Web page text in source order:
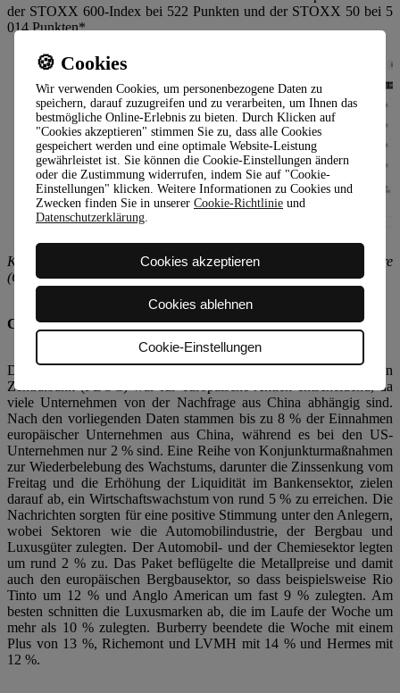
der STOXX 600-Index bei 522 Punkten und der STOXX 50 bei 5
014 Punkten*.
Kursentwicklung des Euro STOXX 50-Index über die letzten 5 Jahre
(Quelle:Investing.com)*
Chinesisches Konjunkturprogramm bleibt auf Kurs
Die Ankündigung des größten Maßnahmenpakets der chinesischen
Zentralbank (PBOC) war für europäische Aktien entscheidend, da
viele Unternehmen von der Nachfrage aus China abhängig sind.
Nach den vorliegenden Daten stammen bis zu 8 % der Einnahmen
europäischer Unternehmen aus China, während es bei den US-
Unternehmen nur 2 % sind. Eine Reihe von Konjunkturmaßnahmen
zur Wiederbelebung des Wachstums, darunter die Zinssenkung vom
Freitag und die Erhöhung der Liquidität im Bankensektor, zielen
darauf ab, ein Wirtschaftswachstum von rund 5 % zu erreichen. Die
Nachrichten sorgten für eine positive Stimmung unter den Anlegern,
wobei Sektoren wie die Automobilindustrie, der Bergbau und
Luxusgüter zulegten. Der Automobil- und der Chemiesektor legten
um rund 2 % zu. Das Paket beflügelte die Metallpreise und damit
auch den europäischen Bergbausektor, so dass beispielsweise Rio
Tinto um 12 % und Anglo American um fast 9 % zulegten. Am
besten schnitten die Luxusmarken ab, die im Laufe der Woche um
mehr als 10 % zulegten. Burberry beendete die Woche mit einem
Plus von 13 %, Richemont und LVMH mit 14 % und Hermes mit
12 %.
🍪 Cookies
Wir verwenden Cookies, um personenbezogene Daten zu
speichern, darauf zuzugreifen und zu verarbeiten, um Ihnen das
bestmögliche Online-Erlebnis zu bieten. Durch Klicken auf
"Cookies akzeptieren" stimmen Sie zu, dass alle Cookies
gespeichert werden und eine optimale Website-Leistung
gewährleistet ist. Sie können die Cookie-Einstellungen ändern
oder die Zustimmung widerrufen, indem Sie auf "Cookie-
Einstellungen" klicken. Weitere Informationen zu Cookies und
Zwecken finden Sie in unserer Cookie-Richtlinie und
Datenschutzerklärung.
Cookies akzeptieren
Cookies ablehnen
Cookie-Einstellungen